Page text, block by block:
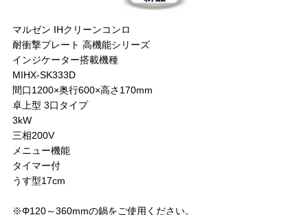
マルゼン IHクリーンコンロ
耐衝撃プレート 高機能シリーズ
インジケーター搭載機種
MIHX-SK333D
間口1200×奥行600×高さ170mm
卓上型 3口タイプ
3kW
三相200V
メニュー機能
タイマー付
うす型17cm
※Φ120～360mmの鍋をご使用ください。